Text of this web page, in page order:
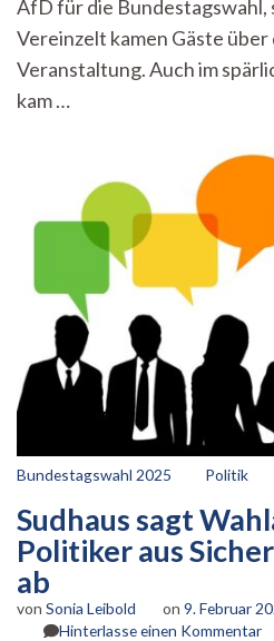
AfD für die Bundestagswahl,
Vereinzelt kamen Gäste
Veranstaltung. Auch im
kam …
Bundestagswahl 2025 Politik
Sudhaus sagt
Politiker aus
ab
von Sonia Leibold on 9. Februar
Hinterlasse einen Kommentarzu